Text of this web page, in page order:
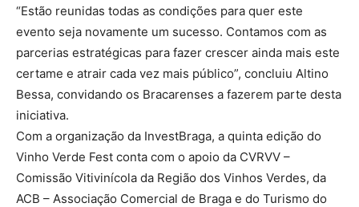
“Estão reunidas todas as condições para quer este
evento seja novamente um sucesso. Contamos com as
parcerias estratégicas para fazer crescer ainda mais este
certame e atrair cada vez mais público”, concluiu Altino
Bessa, convidando os Bracarenses a fazerem parte desta
iniciativa.
Com a organização da InvestBraga, a quinta edição do
Vinho Verde Fest conta com o apoio da CVRVV –
Comissão Vitivinícola da Região dos Vinhos Verdes, da
ACB – Associação Comercial de Braga e do Turismo do